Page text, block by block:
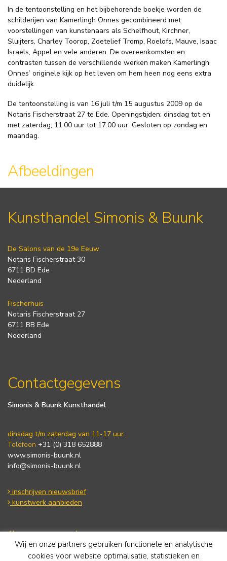
In de tentoonstelling en het bijbehorende boekje worden de
schilderijen van Kamerlingh Onnes gecombineerd met
voorstellingen van kunstenaars als Schelfhout, Kirchner,
Sluijters, Charley Toorop, Zoetelief Tromp, Roelofs, Mauve, Isaac
Israels, Appel en vele anderen. De overeenkomsten en
contrasten tussen de verschillende werken maken Kamerlingh
Onnes’ originele kijk op het leven om hem heen nog eens extra
duidelijk.
De tentoonstelling is van 16 juli t/m 15 augustus 2009 op de
Notaris Fischerstraat 27 te Ede. Openingstijden: dinsdag tot en
met zaterdag, 11.00 uur tot 17.00 uur. Gesloten op zondag en
maandag.
Afbeeldingen
Kunsthandel Simonis & Buunk
De Salons van de 19e Eeuw
Notaris Fischerstraat 30
6711 BD Ede
Nederland
Fischerhuis
Notaris Fischerstraat 27
6711 BB Ede
Nederland
Contactgegevens
Simonis & Buunk Kunsthandel
dinsdag t/m zaterdag van 11-17 uur.
Telefoon +31 (0) 318 652888
www.simonis-buunk.nl
info@simonis-buunk.nl
inschrijven nieuwsbrief
kunstwerk aanbieden
Algemene voorwaarden
Privacy statement
Cookie Policy
Wij en onze partners gebruiken functionele en analytische
cookies voor website optimalisatie, statistieken en